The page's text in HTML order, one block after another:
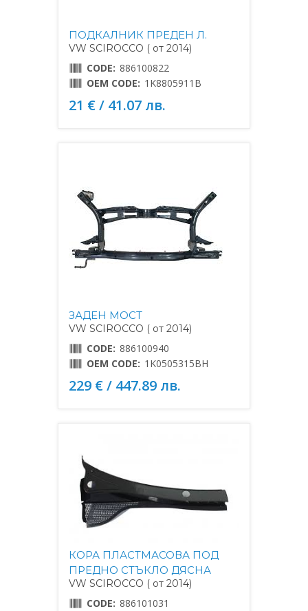
ПОДКАЛНИК ПРЕДЕН Л.
VW SCIROCCO ( от 2014)
CODE: 886100822
OEM CODE: 1K8805911B
21 € / 41.07 лв.
ЗАДЕН МОСТ
VW SCIROCCO ( от 2014)
CODE: 886100940
OEM CODE: 1K0505315BH
229 € / 447.89 лв.
КОРА ПЛАСТМАСОВА ПОД
ПРЕДНО СТЪКЛО ДЯСНА
VW SCIROCCO ( от 2014)
CODE: 886101031